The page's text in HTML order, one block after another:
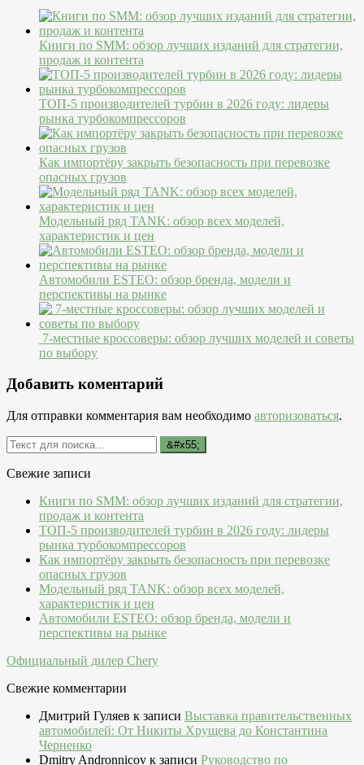
Книги по SMM: обзор лучших изданий для стратегии,
продаж и контента
ТОП-5 производителей турбин в 2026 году: лидеры
рынка турбокомпрессоров
Как импортёру закрыть безопасность при перевозке
опасных грузов
Модельный ряд TANK: обзор всех моделей,
характеристик и цен
Автомобили ESTEO: обзор бренда, модели и
перспективы на рынке
7-местные кроссоверы: обзор лучших моделей и советы
по выбору
Добавить коментарий
Для отправки комментария вам необходимо авторизоваться.
Свежие записи
Книги по SMM: обзор лучших изданий для стратегии,
продаж и контента
ТОП-5 производителей турбин в 2026 году: лидеры
рынка турбокомпрессоров
Как импортёру закрыть безопасность при перевозке
опасных грузов
Модельный ряд TANK: обзор всех моделей,
характеристик и цен
Автомобили ESTEO: обзор бренда, модели и
перспективы на рынке
Официальный дилер Chery
Свежие комментарии
Дмитрий Гуляев к записи Выставка правительственных
автомобилей: От Никиты Хрущева до Константина
Черненко
Dmitry Andronnicov к записи Руководство по